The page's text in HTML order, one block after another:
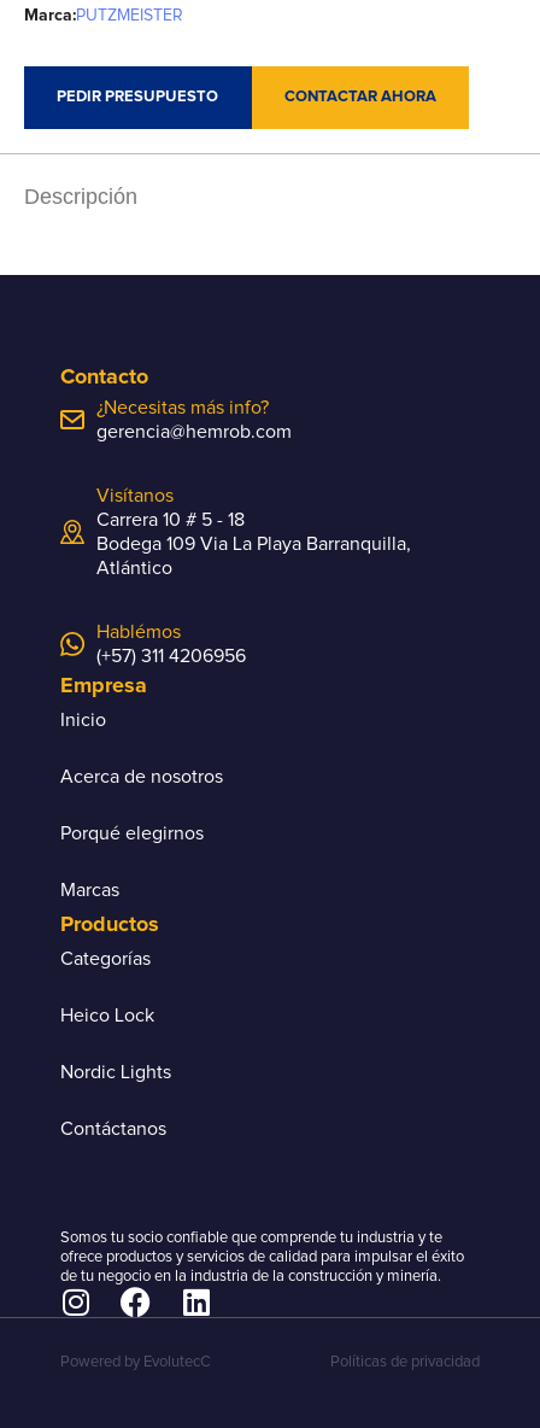
Marca:PUTZMEISTER
PEDIR PRESUPUESTO CONTACTAR AHORA
Descripción
Somos tu socio confiable que comprende tu industria y te
ofrece productos y servicios de calidad para impulsar el éxito
de tu negocio en la industria de la construcción y minería.
Contacto
¿Necesitas más info?
gerencia@hemrob.com
Visítanos
Carrera 10 # 5 - 18
Bodega 109 Via La Playa Barranquilla,
Atlántico
Hablémos
(+57) 311 4206956
Empresa
Inicio
Acerca de nosotros
Porqué elegirnos
Marcas
Productos
Categorías
Heico Lock
Nordic Lights
Contáctanos
Powered by EvolutecC Políticas de privacidad